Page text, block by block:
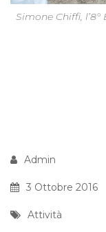
Simone Chiffi,
Admin
3 Ottobre 2016
Attività